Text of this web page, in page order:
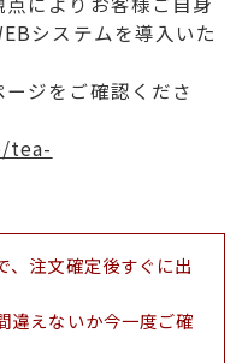
システムを導入いた
ジをご確認くださ
tea-
、注文確定後すぐに出
違えないか今一度ご確